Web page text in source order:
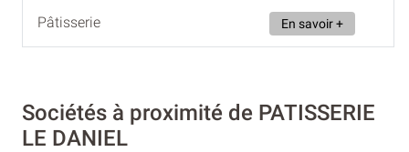
Pâtisserie
En savoir +
Sociétés à proximité de PATISSERIE
LE DANIEL